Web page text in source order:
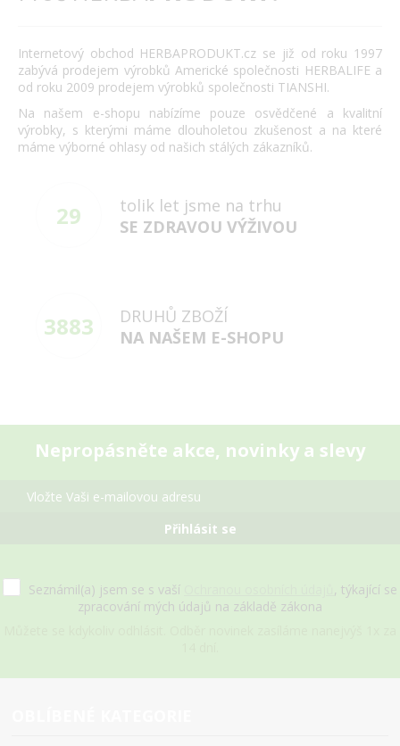
Internetový obchod HERBAPRODUKT.cz se již od roku 1997
zabývá prodejem výrobků Americké společnosti HERBALIFE a
od roku 2009 prodejem výrobků společnosti TIANSHI.
Na našem e-shopu nabízíme pouze osvědčené a kvalitní
výrobky, s kterými máme dlouholetou zkušenost a na které
máme výborné ohlasy od našich stálých zákazníků.
29
tolik let jsme na trhu
SE ZDRAVOU VÝŽIVOU
3883
DRUHŮ ZBOŽÍ
NA NAŠEM E-SHOPU
Nepropásněte akce, novinky a slevy
Přihlásit se
Seznámil(a) jsem se s vaší
, týkající se
zpracování mých údajů na základě zákona